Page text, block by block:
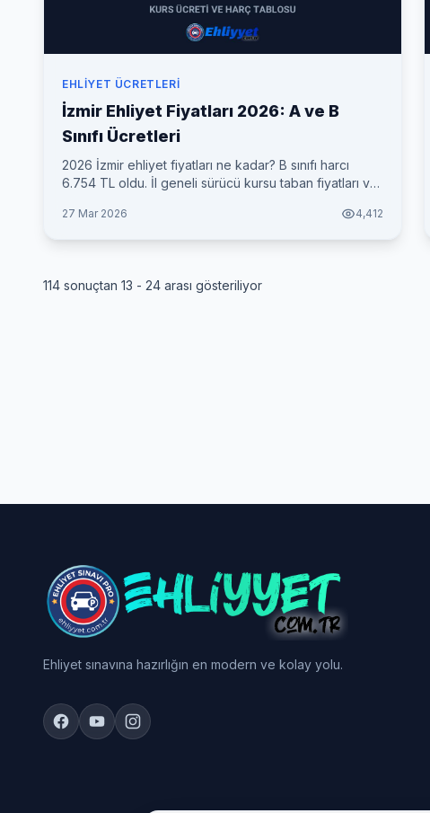
EHLIYET ÜCRETLERI
İzmir Ehliyet Fiyatları 2026: A ve B
Sınıfı Ücretleri
2026 İzmir ehliyet fiyatları ne kadar? B sınıfı harcı
6.754 TL oldu. İl geneli sürücü kursu taban fiyatları ve
27 Mar 2026 4,412
114 sonuçtan 13 - 24 arası gösteriliyor
Ehliyet sınavına hazırlığın en modern ve kolay yolu.